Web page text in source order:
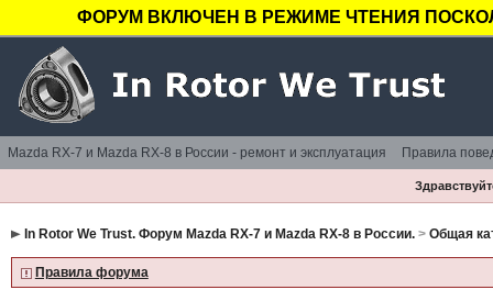
ФОРУМ ВКЛЮЧЕН В РЕЖИМЕ ЧТЕНИЯ
Mazda RX-7 и Mazda RX-8 в России - ремонт и эксплуатация Правила
In Rotor We Trust. Форум Mazda RX-7 и Mazda RX-8 в России.> Общая
Правила форума